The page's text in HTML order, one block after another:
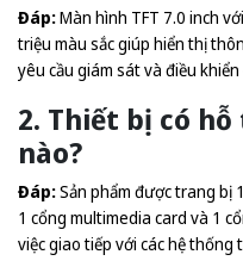
Đáp:Màn hình TFT 7.0 inch
triệu màu sắc giúp hiển thị
yêu cầu giám sát và điều
2. Thiết bị có
nào?
Đáp:Sản phẩm được trang bị
1 cổng multimedia card và 1
việc giao tiếp với các hệ thống